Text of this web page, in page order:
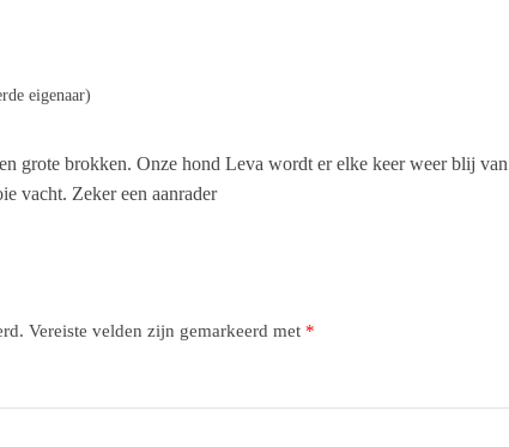
eigenaar)
grote brokken. Onze hond Leva wordt er elke keer weer blij
vacht. Zeker een aanrader
Vereiste velden zijn gemarkeerd met *